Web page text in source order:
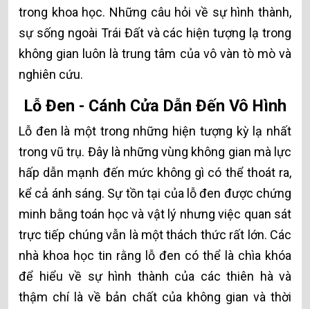
trong khoa học. Những câu hỏi về sự hình thành,
sự sống ngoài Trái Đất và các hiện tượng lạ trong
không gian luôn là trung tâm của vô vàn tò mò và
nghiên cứu.
Lỗ Đen - Cánh Cửa Dẫn Đến Vô Hình
Lỗ đen là một trong những hiện tượng kỳ lạ nhất
trong vũ trụ. Đây là những vùng không gian mà lực
hấp dẫn mạnh đến mức không gì có thể thoát ra,
kể cả ánh sáng. Sự tồn tại của lỗ đen được chứng
minh bằng toán học và vật lý nhưng việc quan sát
trực tiếp chúng vẫn là một thách thức rất lớn. Các
nhà khoa học tin rằng lỗ đen có thể là chìa khóa
để hiểu về sự hình thành của các thiên hà và
thậm chí là về bản chất của không gian và thời